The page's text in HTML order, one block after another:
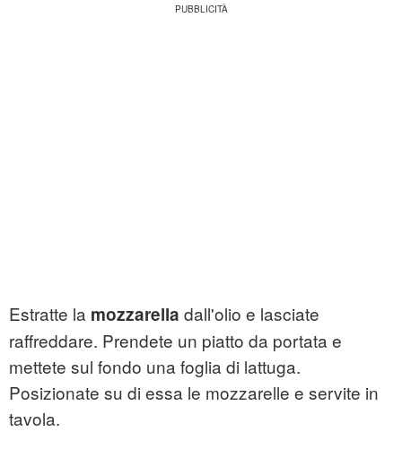
Estratte la mozzarella dall'olio e lasciate
raffreddare. Prendete un piatto da portata e
mettete sul fondo una foglia di lattuga.
Posizionate su di essa le mozzarelle e servite in
tavola.